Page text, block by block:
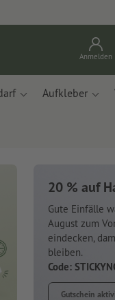
Anmelden
Aufkleber
20 % auf
Gute Einfälle
August zum
eindecken,
bleiben.
Code:
Gutschein